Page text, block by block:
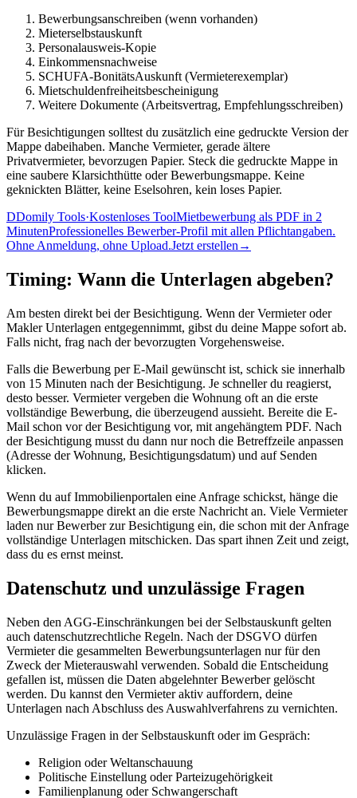
Bewerbungsanschreiben (wenn vorhanden)
Mieterselbstauskunft
Personalausweis-Kopie
Einkommensnachweise
SCHUFA-BonitätsAuskunft (Vermieterexemplar)
Mietschuldenfreiheitsbescheinigung
Weitere Dokumente (Arbeitsvertrag, Empfehlungsschreiben)
Für Besichtigungen solltest du zusätzlich eine gedruckte Version der
Mappe dabeihaben. Manche Vermieter, gerade ältere
Privatvermieter, bevorzugen Papier. Steck die gedruckte Mappe in
eine saubere Klarsichthütte oder Bewerbungsmappe. Keine
geknickten Blätter, keine Eselsohren, kein loses Papier.
DDomily Tools·Kostenloses ToolMietbewerbung als PDF in 2
MinutenProfessionelles Bewerber-Profil mit allen Pflichtangaben.
Ohne Anmeldung, ohne Upload.Jetzt erstellen →
Timing: Wann die Unterlagen abgeben?
Am besten direkt bei der Besichtigung. Wenn der Vermieter oder
Makler Unterlagen entgegennimmt, gibst du deine Mappe sofort ab.
Falls nicht, frag nach der bevorzugten Vorgehensweise.
Falls die Bewerbung per E-Mail gewünscht ist, schick sie innerhalb
von 15 Minuten nach der Besichtigung. Je schneller du reagierst,
desto besser. Vermieter vergeben die Wohnung oft an die erste
vollständige Bewerbung, die überzeugend aussieht. Bereite die E-
Mail schon vor der Besichtigung vor, mit angehängtem PDF. Nach
der Besichtigung musst du dann nur noch die Betreffzeile anpassen
(Adresse der Wohnung, Besichtigungsdatum) und auf Senden
klicken.
Wenn du auf Immobilienportalen eine Anfrage schickst, hänge die
Bewerbungsmappe direkt an die erste Nachricht an. Viele Vermieter
laden nur Bewerber zur Besichtigung ein, die schon mit der Anfrage
vollständige Unterlagen mitschicken. Das spart ihnen Zeit und zeigt,
dass du es ernst meinst.
Datenschutz und unzulässige Fragen
Neben den AGG-Einschränkungen bei der Selbstauskunft gelten
auch datenschutzrechtliche Regeln. Nach der DSGVO dürfen
Vermieter die gesammelten Bewerbungsunterlagen nur für den
Zweck der Mieterauswahl verwenden. Sobald die Entscheidung
gefallen ist, müssen die Daten abgelehnter Bewerber gelöscht
werden. Du kannst den Vermieter aktiv auffordern, deine
Unterlagen nach Abschluss des Auswahlverfahrens zu vernichten.
Unzulässige Fragen in der Selbstauskunft oder im Gespräch:
Religion oder Weltanschauung
Politische Einstellung oder Parteizugehörigkeit
Familienplanung oder Schwangerschaft